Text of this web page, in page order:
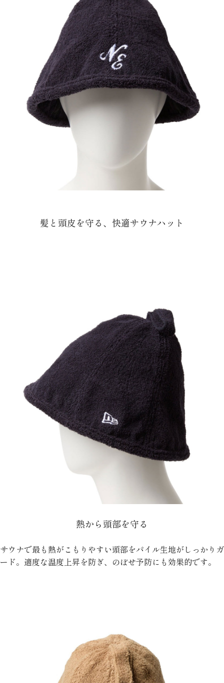
髪と頭皮を守る、快適サウナハット
熱から頭部を守る
サウナで最も熱がこもりやすい頭部をパイル生地がしっかりガ
ード。適度な温度上昇を防ぎ、のぼせ予防にも効果的です。